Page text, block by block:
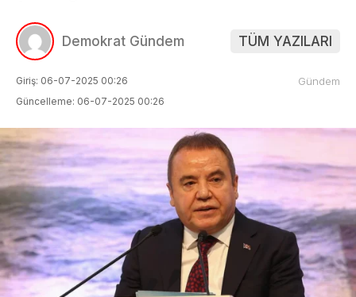
Demokrat Gündem TÜM YAZILARI
Giriş: 06-07-2025 00:26
Güncelleme: 06-07-2025 00:26
Gündem